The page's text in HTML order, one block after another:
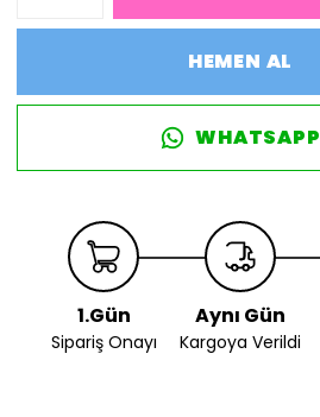
HEMEN AL
WHATSAPP
1.Gün
Sipariş Onayı
Aynı Gün
Kargoya Verildi